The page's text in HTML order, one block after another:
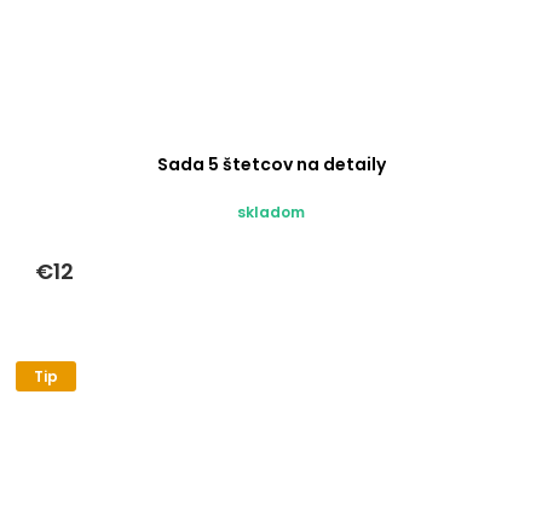
Sada 5 štetcov na detaily
skladom
€12
Tip